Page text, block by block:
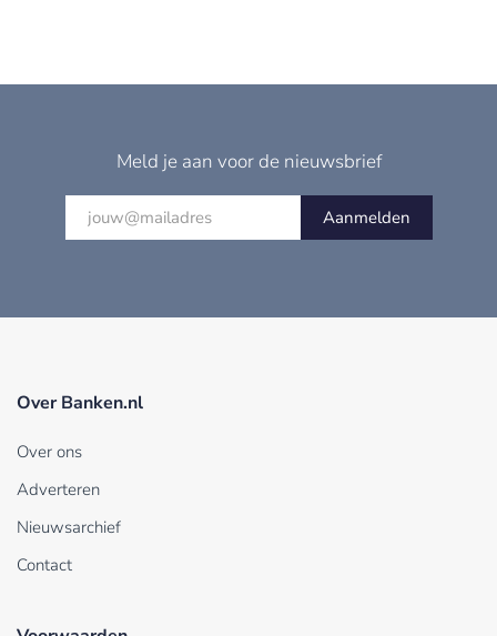
Meld je aan voor de nieuwsbrief
Aanmelden
Over Banken.nl
Over ons
Adverteren
Nieuwsarchief
Contact